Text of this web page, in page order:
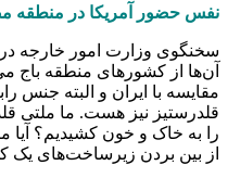
نفس حضور آمریکا در منطقه
سخنگوی وزارت امور خارجه در
آن‌ها از کشورهای منطقه باج
مقایسه با ایران و البته
را به خاک و خون کشیدیم؟ آیا
از بین بردن زیرساخت‌های یک